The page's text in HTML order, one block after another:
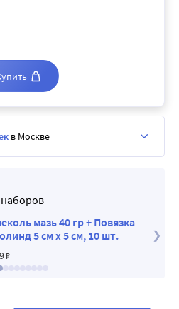
наборов
мазь 40 гр + Повязка
5 см х 5 см, 10 шт.
₽
в Москве